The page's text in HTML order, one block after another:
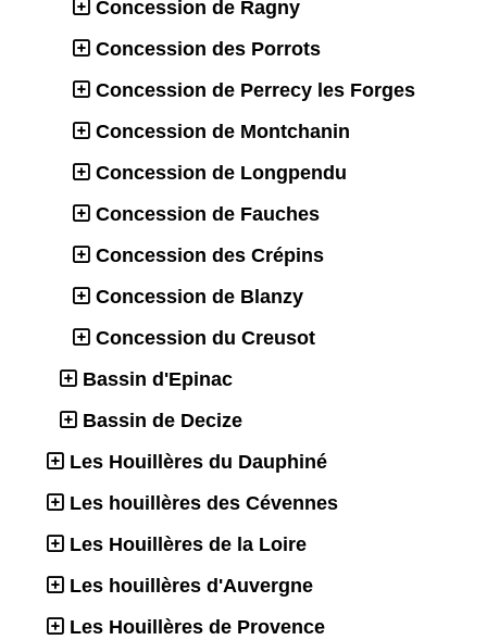
Concession de Ragny
Concession des Porrots
Concession de Perrecy les Forges
Concession de Montchanin
Concession de Longpendu
Concession de Fauches
Concession des Crépins
Concession de Blanzy
Concession du Creusot
Bassin d'Epinac
Bassin de Decize
Les Houillères du Dauphiné
Les houillères des Cévennes
Les Houillères de la Loire
Les houillères d'Auvergne
Les Houillères de Provence